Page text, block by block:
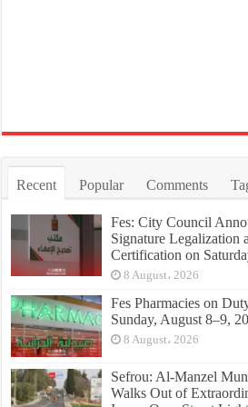
Recent Popular Comments
Fes: City Council
Signature Legalization
Certification on
8 August، 2026
Fes Pharmacies on
Sunday, August 8–9,
8 August، 2026
Sefrou: Al-Manzel
Walks Out of